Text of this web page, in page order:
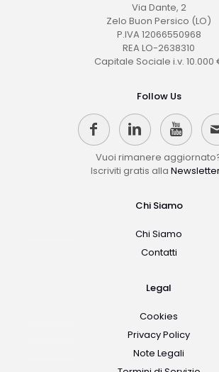
Via Dante, 2
Zelo Buon Persico (LO)
P.IVA 12066550968
REA LO-2638310
Capitale Sociale i.v. 10.000
Follow Us
Vuoi rimanere
Iscriviti gratis alla
Chi Siamo
Chi Siamo
Contatti
Legal
Cookies
Privacy Policy
Note Legali